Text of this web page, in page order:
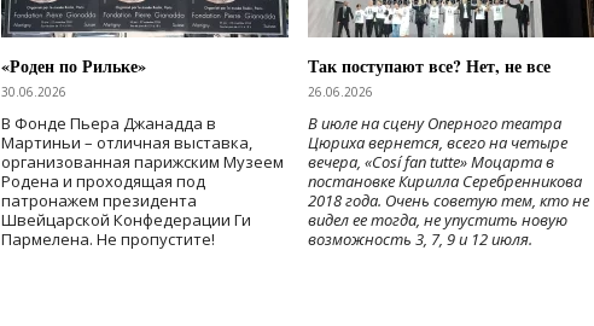
«Роден по Рильке»
30.06.2026
В Фонде Пьера Джанадда в
Мартиньи – отличная выставка,
организованная парижским Музеем
Родена и проходящая под
патронажем президента
Швейцарской Конфедерации Ги
Пармелена. Не пропустите!
Так поступают все? Нет, не все
26.06.2026
В июле на сцену Оперного театра
Цюриха вернется, всего на четыре
вечера, «Cosí fan tutte» Моцарта в
постановке Кирилла Серебренникова
2018 года. Очень советую тем, кто не
видел ее тогда, не упустить новую
возможность 3, 7, 9 и 12 июля.